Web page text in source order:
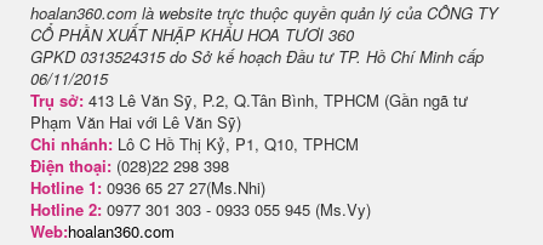
hoalan360.com là website trực thuộc quyền quản lý của CÔNG TY
CỔ PHẦN XUẤT NHẬP KHẨU HOA TƯƠI 360
GPKD 0313524315 do Sở kế hoạch Đầu tư TP. Hồ Chí Minh cấp
06/11/2015
Trụ sở: 413 Lê Văn Sỹ, P.2, Q.Tân Bình, TPHCM (Gần ngã tư
Phạm Văn Hai với Lê Văn Sỹ)
Chi nhánh: Lô C Hồ Thị Kỷ, P1, Q10, TPHCM
Điện thoại: (028)22 298 398
Hotline 1: 0936 65 27 27(Ms.Nhi)
Hotline 2: 0977 301 303 - 0933 055 945 (Ms.Vy)
Web:hoalan360.com